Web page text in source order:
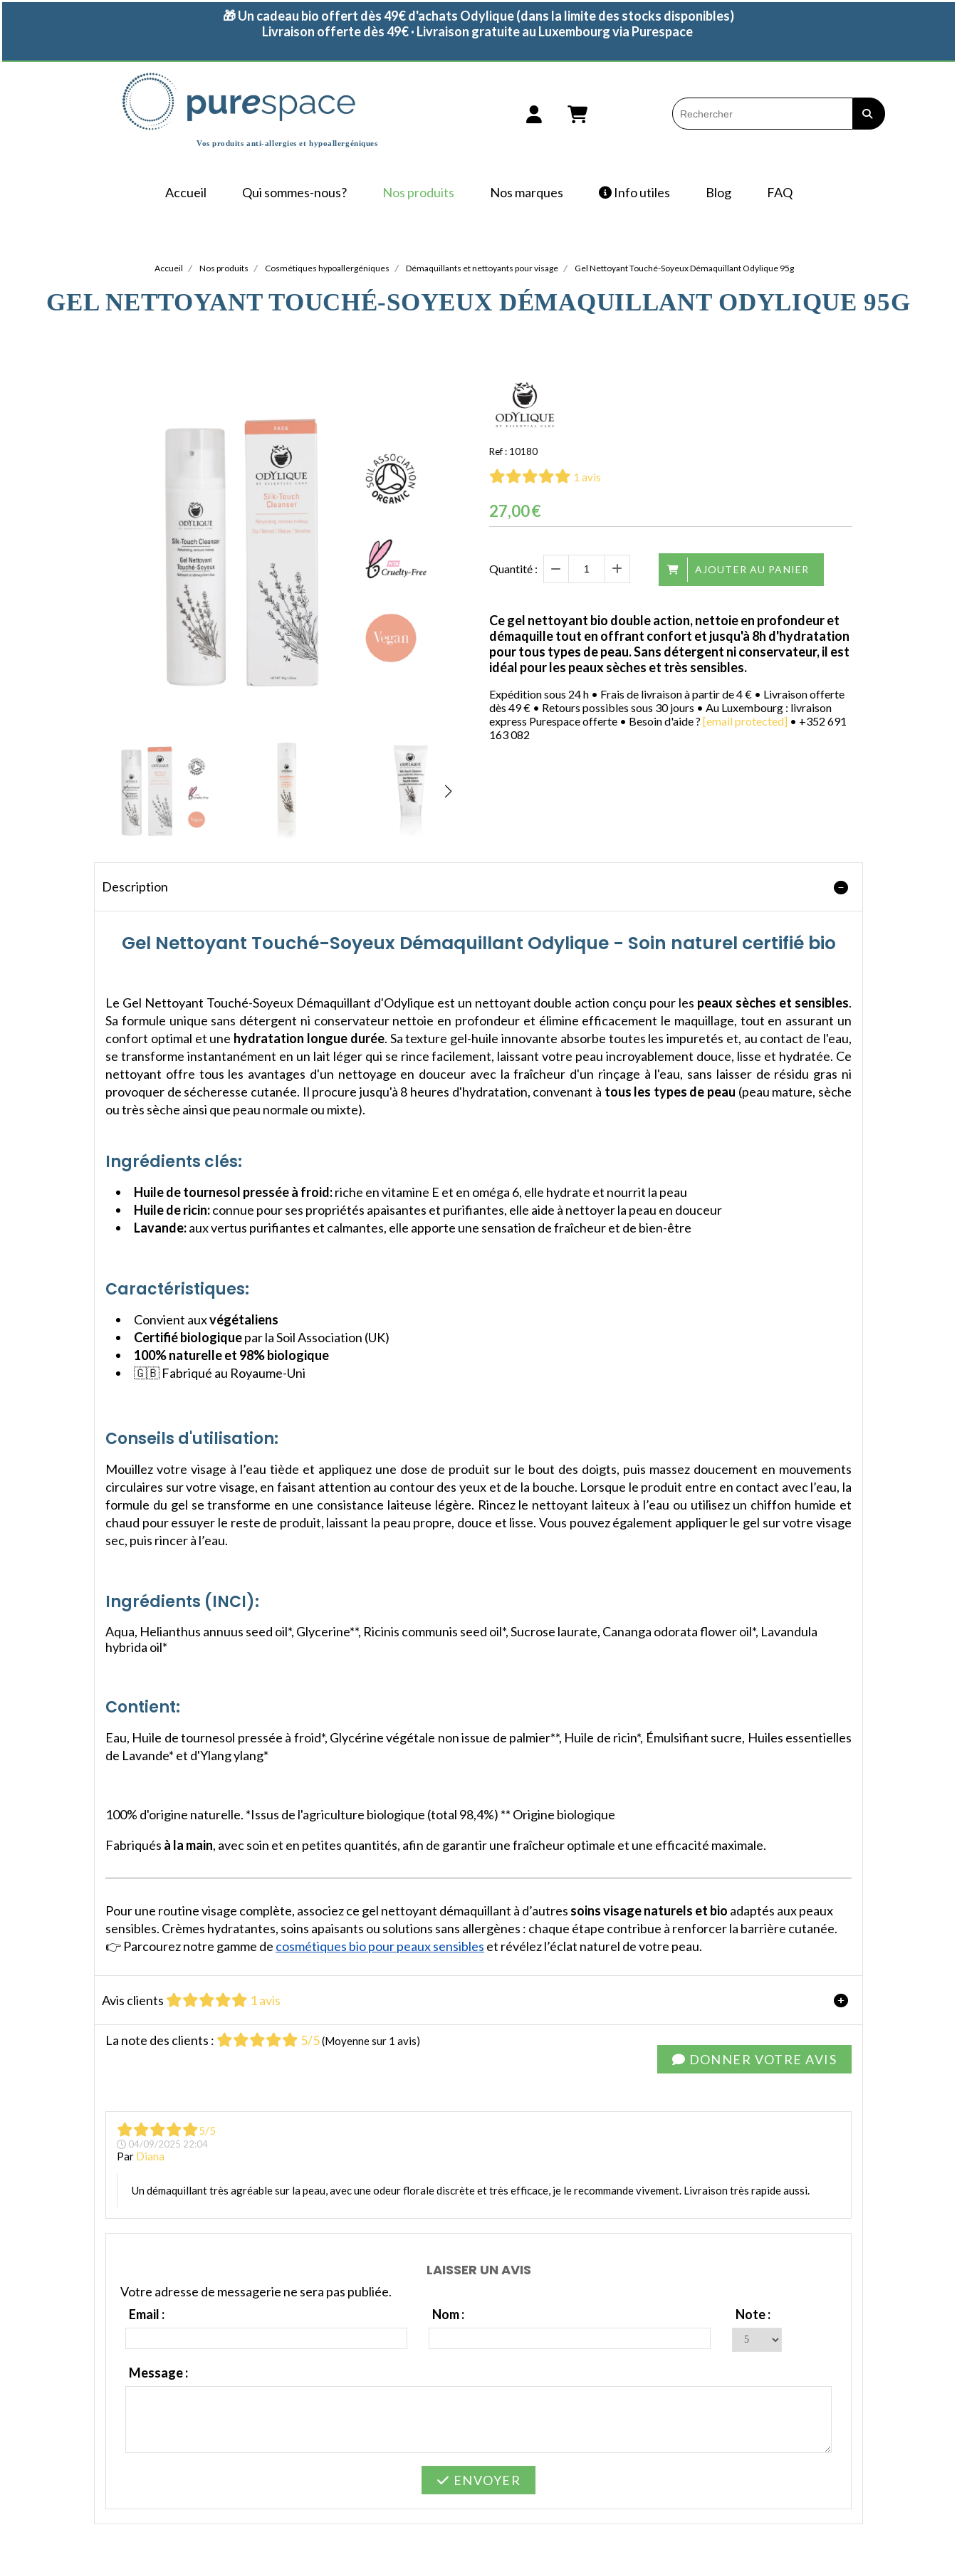
🎁 Un cadeau bio offert dès 49€ d'achats Odylique (dans la limite des stocks disponibles)
Livraison offerte dès 49€ · Livraison gratuite au Luxembourg via Purespace
Vos produits anti-allergies et hypoallergéniques
Accueil Qui sommes-nous? Nos produits Nos marques Info utiles Blog FAQ
Accueil Nos produits Cosmétiques hypoallergéniques Démaquillants et nettoyants pour visage Gel Nettoyant Touché-Soyeux Démaquillant Odylique 95g
GEL NETTOYANT TOUCHÉ-SOYEUX DÉMAQUILLANT ODYLIQUE 95G
Ref : 10180
1 avis
27,00€
Quantité : AJOUTER AU PANIER
Ce gel nettoyant bio double action, nettoie en profondeur et
démaquille tout en offrant confort et jusqu'à 8h d'hydratation
pour tous types de peau. Sans détergent ni conservateur, il est
idéal pour les peaux sèches et très sensibles.
Expédition sous 24 h • Frais de livraison à partir de 4 € • Livraison offerte
dès 49 € • Retours possibles sous 30 jours • Au Luxembourg : livraison
express Purespace offerte • Besoin d'aide ? [email protected] • +352 691
163 082
Description
Gel Nettoyant Touché-Soyeux Démaquillant Odylique - Soin naturel certifié bio
Le Gel Nettoyant Touché-Soyeux Démaquillant d'Odylique est un nettoyant double action conçu pour les peaux sèches et sensibles.
Sa formule unique sans détergent ni conservateur nettoie en profondeur et élimine efficacement le maquillage, tout en assurant un
confort optimal et une hydratation longue durée. Sa texture gel-huile innovante absorbe toutes les impuretés et, au contact de l'eau,
se transforme instantanément en un lait léger qui se rince facilement, laissant votre peau incroyablement douce, lisse et hydratée. Ce
nettoyant offre tous les avantages d'un nettoyage en douceur avec la fraîcheur d'un rinçage à l'eau, sans laisser de résidu gras ni
provoquer de sécheresse cutanée. Il procure jusqu'à 8 heures d'hydratation, convenant à tous les types de peau (peau mature, sèche
ou très sèche ainsi que peau normale ou mixte).
Ingrédients clés:
Huile de tournesol pressée à froid:riche en vitamine E et en oméga 6, elle hydrate et nourrit la peau
Huile de ricin:connue pour ses propriétés apaisantes et purifiantes, elle aide à nettoyer la peau en douceur
Lavande:aux vertus purifiantes et calmantes, elle apporte une sensation de fraîcheur et de bien-être
Caractéristiques:
Convient auxvégétaliens
Certifié biologiquepar la Soil Association (UK)
100% naturelle et 98% biologique
🇬🇧 Fabriqué au Royaume-Uni
Conseils d'utilisation:
Mouillez votre visage à l’eau tiède et appliquez une dose de produit sur le bout des doigts, puis massez doucement en mouvements
circulaires sur votre visage, en faisant attention au contour des yeux et de la bouche. Lorsque le produit entre en contact avec l’eau, la
formule du gel se transforme en une consistance laiteuse légère. Rincez le nettoyant laiteux à l’eau ou utilisez un chiffon humide et
chaud pour essuyer le reste de produit, laissant la peau propre, douce et lisse. Vous pouvez également appliquer le gel sur votre visage
sec, puis rincer à l’eau.
Ingrédients (INCI):
Aqua, Helianthus annuus seed oil*, Glycerine**, Ricinis communis seed oil*, Sucrose laurate, Cananga odorata flower oil*, Lavandula
hybrida oil*
Contient:
Eau, Huile de tournesol pressée à froid*, Glycérine végétale non issue de palmier**, Huile de ricin*, Émulsifiant sucre, Huiles essentielles
de Lavande* et d'Ylang ylang*
100% d'origine naturelle. *Issus de l'agriculture biologique (total 98,4%) ** Origine biologique
Fabriqués à la main, avec soin et en petites quantités, afin de garantir une fraîcheur optimale et une efficacité maximale.
Pour une routine visage complète, associez ce gel nettoyant démaquillant à d’autres soins visage naturels et bio adaptés aux peaux
sensibles. Crèmes hydratantes, soins apaisants ou solutions sans allergènes : chaque étape contribue à renforcer la barrière cutanée.
👉 Parcourez notre gamme de cosmétiques bio pour peaux sensibles et révélez l’éclat naturel de votre peau.
Avis clients 1 avis
La note des clients : 5/5 Moyenne sur 1 avis
DONNER VOTRE AVIS
5/5
04/09/2025 22:04
Par Diana
Un démaquillant très agréable sur la peau, avec une odeur florale discrète et très efficace, je le recommande vivement. Livraison très rapide aussi.
LAISSER UN AVIS
Votre adresse de messagerie ne sera pas publiée.
Email :
Nom : Note :
Message :
ENVOYER
Panneau de gestion des cookies